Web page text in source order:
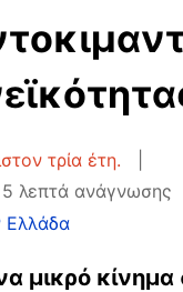
τρία έτη.
5 λεπτά ανάγνωσης
Ελλάδα
μικρό κίνημα